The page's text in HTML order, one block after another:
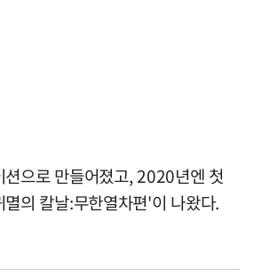
으로 만들어졌고, 2020년엔 첫
의 칼날:무한열차편'이 나왔다.